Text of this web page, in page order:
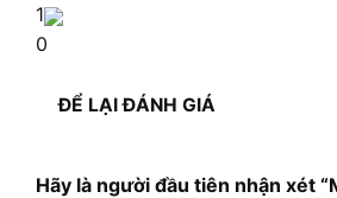
1
0
ĐỂ LẠI ĐÁNH GIÁ
Hãy là người đầu tiên nhận xét